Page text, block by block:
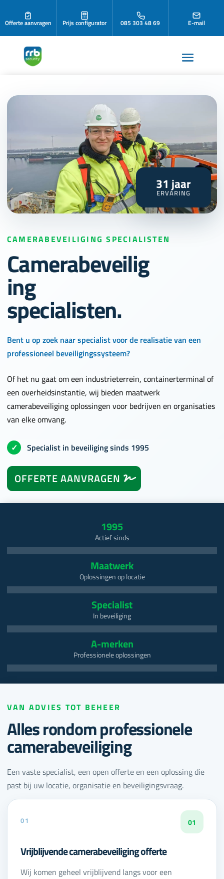
Offerte aanvragen Prijs configurator 085 303 48 69 E-mail
CAMERABEVEILIGING SPECIALISTEN
Camerabeveilig
ing
specialisten.
Bent u op zoek naar specialist voor de realisatie van een
professioneel beveiligingssysteem?
Of het nu gaat om een industrieterrein, containerterminal of
een overheidsinstantie, wij bieden maatwerk
camerabeveiliging oplossingen voor bedrijven en organisaties
van elke omvang.
✓ Specialist in beveiliging sinds 1995
OFFERTE AANVRAGEN
31 jaar
ERVARING
1995
Actief sinds
Maatwerk
Oplossingen op locatie
Specialist
In beveiliging
A-merken
Professionele oplossingen
VAN ADVIES TOT BEHEER
Alles rondom professionele
camerabeveiliging
Een vaste specialist, een open offerte en een oplossing die
past bij uw locatie, organisatie en beveiligingsvraag.
01 01
Vrijblijvende camerabeveiliging offerte
Wij komen geheel vrijblijvend langs voor een